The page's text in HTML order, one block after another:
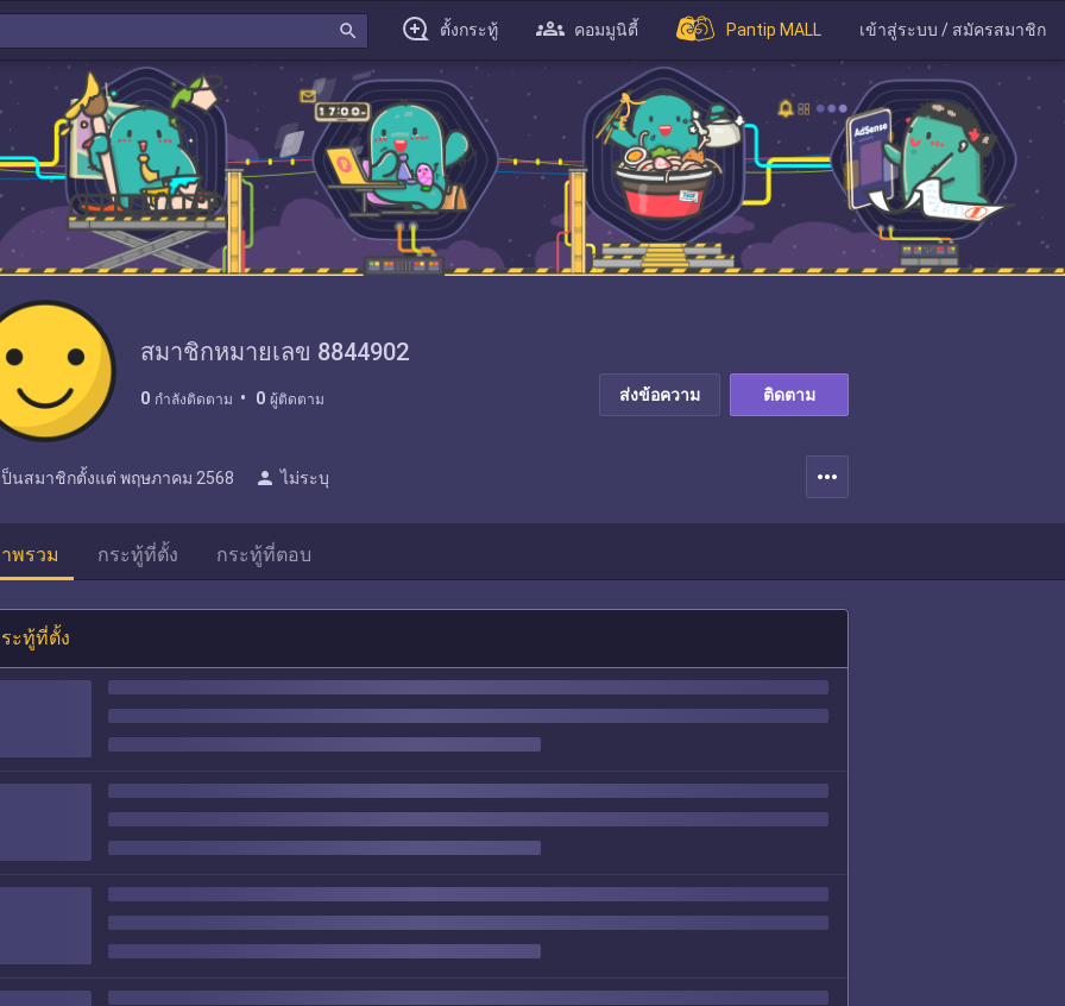
search ตั้งกระทู้ คอมมูนิตี้ Pantip MALL เข้าสู่ระบบ / สมัครสมาชิก
สมาชิกหมายเลข 8844902
0 กำลังติดตาม 0 ผู้ติดตาม ส่งข้อความ ติดตาม
ป็นสมาชิกตั้งแต่ พฤษภาคม 2568 person ไม่ระบุ more_horiz
พรวม กระทู้ที่ตั้ง กระทู้ที่ตอบ
ะทู้ที่ตั้ง